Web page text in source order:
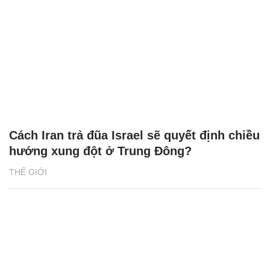
THẾ GIỚI
Cách Iran trả đũa Israel sẽ quyết định chiều
hướng xung đột ở Trung Đông?